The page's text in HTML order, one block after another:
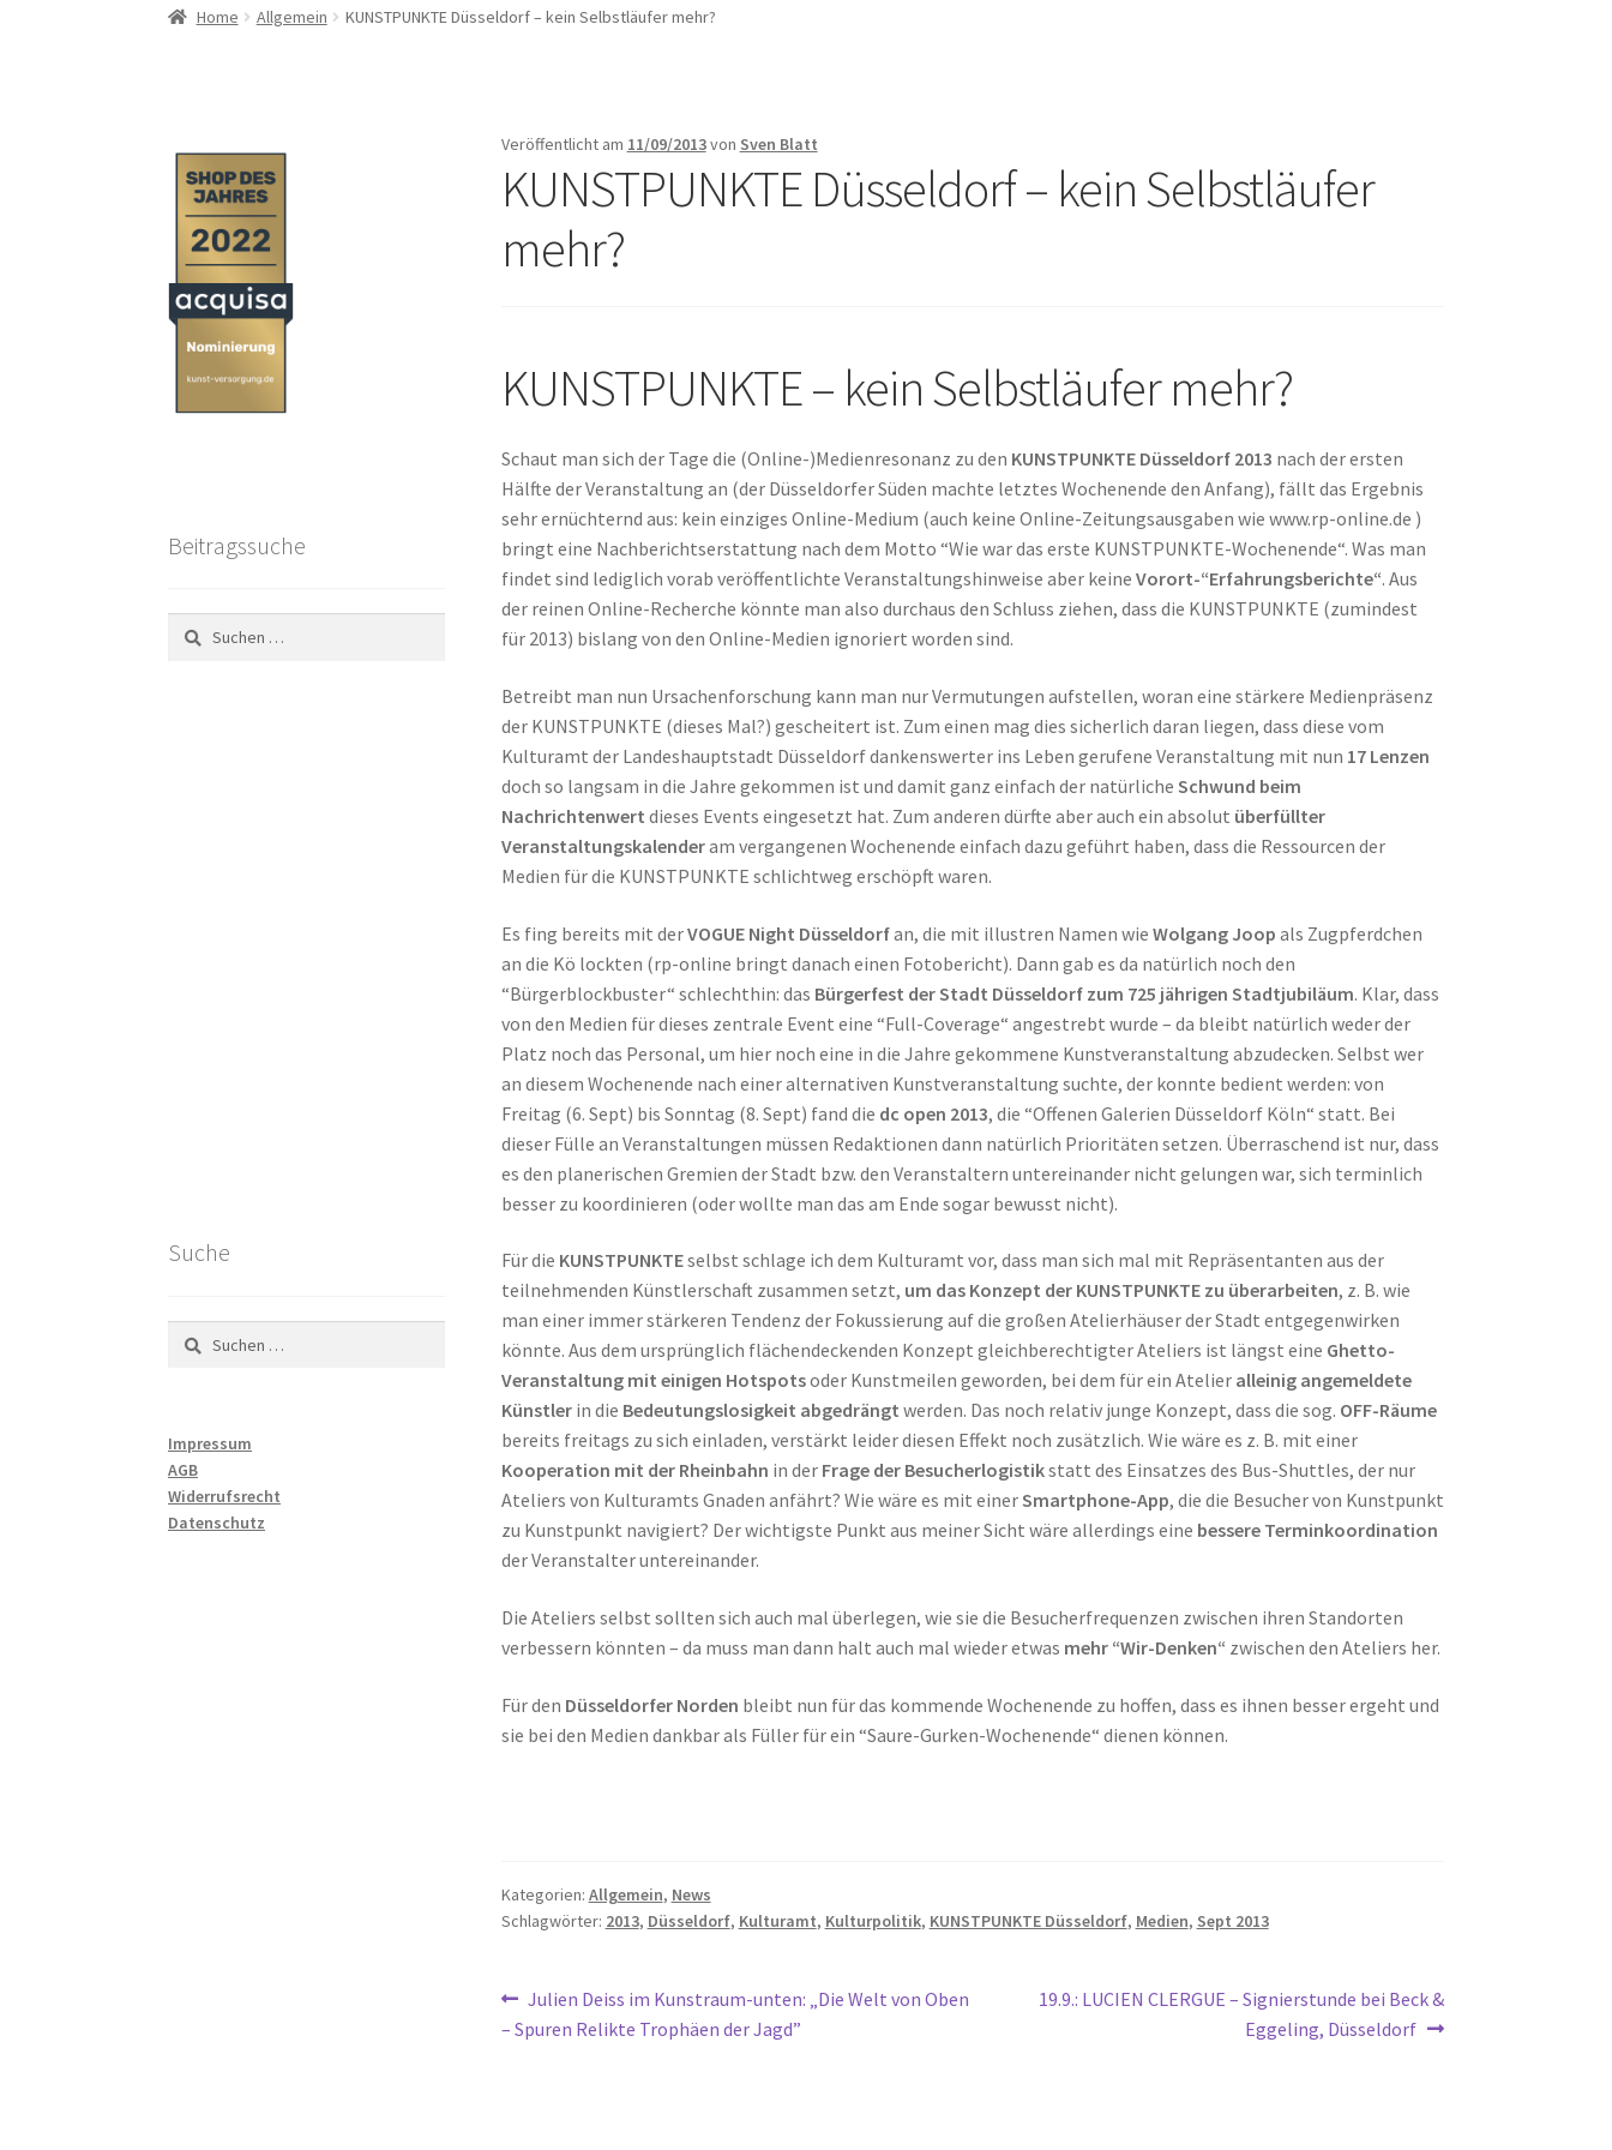
Home Allgemein KUNSTPUNKTE Düsseldorf – kein Selbstläufer mehr?
Veröffentlicht am 11/09/2013von Sven Blatt
KUNSTPUNKTE Düsseldorf – kein Selbstläufer
mehr?
KUNSTPUNKTE – kein Selbstläufer mehr?
Schaut man sich der Tage die (Online-)Medienresonanz zu den KUNSTPUNKTE Düsseldorf 2013 nach der ersten
Hälfte der Veranstaltung an (der Düsseldorfer Süden machte letztes Wochenende den Anfang), fällt das Ergebnis
sehr ernüchternd aus: kein einziges Online-Medium (auch keine Online-Zeitungsausgaben wie www.rp-online.de )
bringt eine Nachberichtserstattung nach dem Motto “Wie war das erste KUNSTPUNKTE-Wochenende“. Was man
findet sind lediglich vorab veröffentlichte Veranstaltungshinweise aber keine Vorort-“Erfahrungsberichte“. Aus
der reinen Online-Recherche könnte man also durchaus den Schluss ziehen, dass die KUNSTPUNKTE (zumindest
für 2013) bislang von den Online-Medien ignoriert worden sind.
Betreibt man nun Ursachenforschung kann man nur Vermutungen aufstellen, woran eine stärkere Medienpräsenz
der KUNSTPUNKTE (dieses Mal?) gescheitert ist. Zum einen mag dies sicherlich daran liegen, dass diese vom
Kulturamt der Landeshauptstadt Düsseldorf dankenswerter ins Leben gerufene Veranstaltung mit nun 17 Lenzen
doch so langsam in die Jahre gekommen ist und damit ganz einfach der natürliche Schwund beim
Nachrichtenwert dieses Events eingesetzt hat. Zum anderen dürfte aber auch ein absolut überfüllter
Veranstaltungskalenderam vergangenen Wochenende einfach dazu geführt haben, dass die Ressourcen der
Medien für die KUNSTPUNKTE schlichtweg erschöpft waren.
Es fing bereits mit derVOGUE Night Düsseldorfan, die mit illustren Namen wie Wolgang Joop als Zugpferdchen
an die Kö lockten (rp-online bringt danach einen Fotobericht). Dann gab es da natürlich noch den
“Bürgerblockbuster“ schlechthin: das Bürgerfest der Stadt Düsseldorf zum 725 jährigen Stadtjubiläum. Klar, dass
von den Medien für dieses zentrale Event eine “Full-Coverage“ angestrebt wurde – da bleibt natürlich weder der
Platz noch das Personal, um hier noch eine in die Jahre gekommene Kunstveranstaltung abzudecken. Selbst wer
an diesem Wochenende nach einer alternativen Kunstveranstaltung suchte, der konnte bedient werden: von
Freitag (6. Sept) bis Sonntag (8. Sept) fand die dc open 2013, die “Offenen Galerien Düsseldorf Köln“ statt. Bei
dieser Fülle an Veranstaltungen müssen Redaktionen dann natürlich Prioritäten setzen. Überraschend ist nur, dass
es den planerischen Gremien der Stadt bzw. den Veranstaltern untereinander nicht gelungen war, sich terminlich
besser zu koordinieren (oder wollte man das am Ende sogar bewusst nicht).
Für die KUNSTPUNKTEselbst schlage ich dem Kulturamt vor, dass man sich mal mit Repräsentanten aus der
teilnehmenden Künstlerschaft zusammen setzt, um das Konzept der KUNSTPUNKTE zu überarbeiten, z. B. wie
man einer immer stärkeren Tendenz der Fokussierung auf die großen Atelierhäuser der Stadt entgegenwirken
könnte. Aus dem ursprünglich flächendeckenden Konzept gleichberechtigter Ateliers ist längst eine Ghetto-
Veranstaltung mit einigen Hotspotsoder Kunstmeilen geworden, bei dem für ein Atelier alleinig angemeldete
Künstlerin die Bedeutungslosigkeit abgedrängt werden. Das noch relativ junge Konzept, dass die sog. OFF-Räume
bereits freitags zu sich einladen, verstärkt leider diesen Effekt noch zusätzlich. Wie wäre es z. B. mit einer
Kooperation mit der Rheinbahn in der Frage der Besucherlogistikstatt des Einsatzes des Bus-Shuttles, der nur
Ateliers von Kulturamts Gnaden anfährt? Wie wäre es mit einerSmartphone-App, die die Besucher von Kunstpunkt
zu Kunstpunkt navigiert? Der wichtigste Punkt aus meiner Sicht wäre allerdings eine bessere Terminkoordination
der Veranstalter untereinander.
Die Ateliers selbst sollten sich auch mal überlegen, wie sie die Besucherfrequenzen zwischen ihren Standorten
verbessern könnten – da muss man dann halt auch mal wieder etwas mehr “Wir-Denken“ zwischen den Ateliers her.
Für den Düsseldorfer Norden bleibt nun für das kommende Wochenende zu hoffen, dass es ihnen besser ergeht und
sie bei den Medien dankbar als Füller für ein “Saure-Gurken-Wochenende“ dienen können.
Kategorien: Allgemein, News
Schlagwörter: 2013, Düsseldorf, Kulturamt, Kulturpolitik, KUNSTPUNKTE Düsseldorf, Medien, Sept 2013
Beitragsnavigation
Vorheriger
Beitrag:
Julien Deiss im Kunstraum-unten: „Die Welt von Oben
– Spuren Relikte Trophäen der Jagd”
Nächster
19.9.: LUCIEN CLERGUE – Signierstunde bei Beck &
Eggeling, Düsseldorf
Beitragssuche
Suchen
nach:
Suche
Suchen
nach:
Impressum
AGB
Widerrufsrecht
Datenschutz